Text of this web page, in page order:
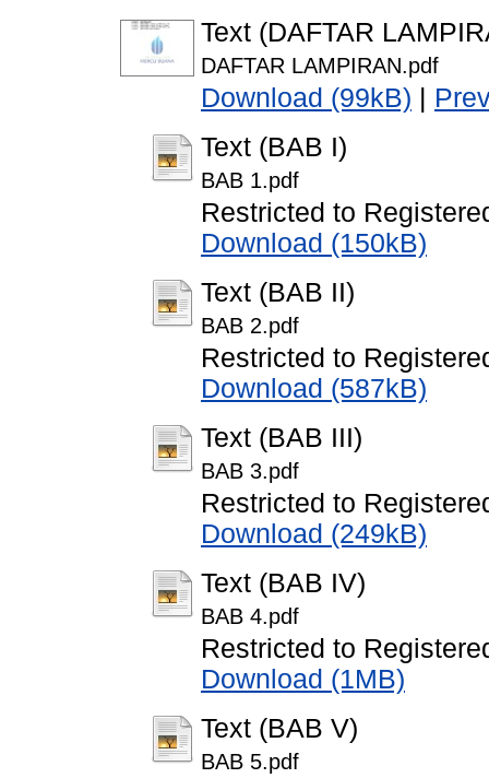
Text (DAFTAR
DAFTAR LAMPIRAN.pdf
Download (99kB)
Text (BAB I)
BAB 1.pdf
Restricted to
Download (150kB)
Text (BAB II)
BAB 2.pdf
Restricted to
Download (587kB)
Text (BAB III)
BAB 3.pdf
Restricted to
Download (249kB)
Text (BAB IV)
BAB 4.pdf
Restricted to
Download (1MB)
Text (BAB V)
BAB 5.pdf